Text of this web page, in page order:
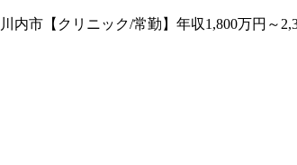
内市【クリニック/常勤】年収1,800万円～